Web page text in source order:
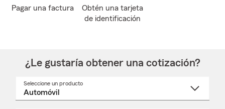
Pagar una factura
Obtén una tarjeta
de identificación
¿Le gustaría obtener una cotización?
Seleccione un producto